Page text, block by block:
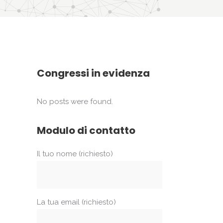
Congressi in evidenza
No posts were found.
Modulo di contatto
Il tuo nome (richiesto)
La tua email (richiesto)